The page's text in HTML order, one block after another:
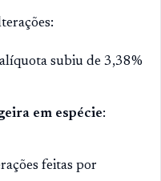
subiu de 3,38%
em espécie:
feitas por